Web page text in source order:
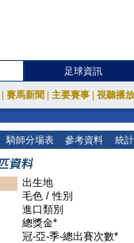
足球資訊
賽馬新聞 主要賽事 視聽播
騎師分場表 參考資料 統
出生地
毛色 / 性別
進口類別
總獎金*
冠-亞-季-總出賽次數*